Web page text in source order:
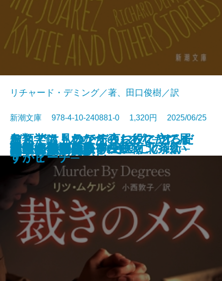
おとどけものです。─あなたに届
いた6つの恐怖─
あしたの名医3─執刀医・北条衛─
美しすぎた薔薇
君といた日の続き
皆のあらばしり
なんでも見つかる夜に、こころだ
けが見つからない
えげつない！ 寄生生物
らんたん
ナルニア国物語7 さいごの戦い
私立探偵マニー・ムーン
リチャード・デミング／著、田口俊樹／訳
新潮文庫 978-4-10-240881-0 1,320円 2025/06/25
文庫
裁きのメス
デス・ストランディング2─オン・
ザ・ビーチ─
記憶の鍵盤
成瀬は天下を取りにいく
母ちゃんのフラフープ
しろがねの葉
答えは風のなか
鳥類学は、あなたのお役に立てま
すか？
いつまで
罠